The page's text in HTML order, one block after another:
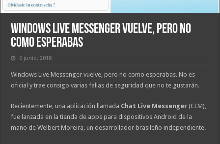
Windows Live Messenger vuelve, pero no
como esperabas
6 junio, 2018
Windows Live Messenger vuelve, pero no como esperabas. No es
oficial y trae consigo varias fallas de seguridad que no te gustarán.
Recientemente, una aplicación llamada Chat Live Messenger (CLM),
fue lanzada en la tienda de apps para dispositivos Android de la
mano de Welbert Moreira, un desarrollador brasileño independiente.